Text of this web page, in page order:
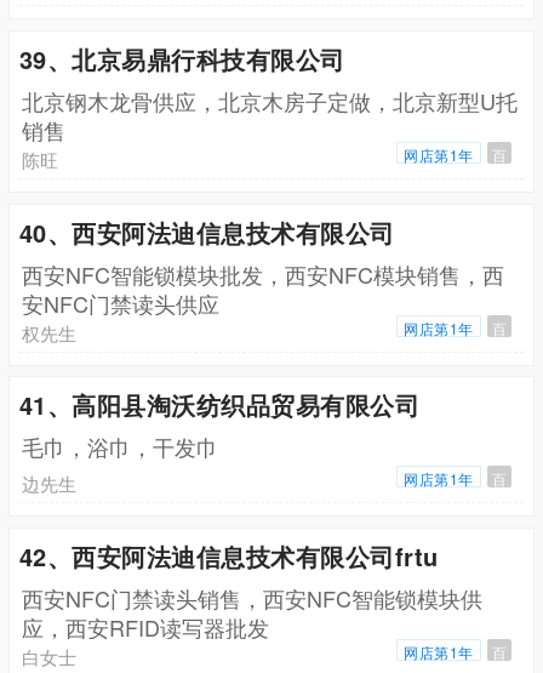
39、北京易鼎行科技有限公司
北京钢木龙骨供应，北京木房子定做，北京新型U托
销售
陈旺 网店第1年 百
40、西安阿法迪信息技术有限公司
西安NFC智能锁模块批发，西安NFC模块销售，西
安NFC门禁读头供应
权先生 网店第1年 百
41、高阳县淘沃纺织品贸易有限公司
毛巾，浴巾，干发巾
边先生 网店第1年 百
42、西安阿法迪信息技术有限公司frtu
西安NFC门禁读头销售，西安NFC智能锁模块供
应，西安RFID读写器批发
白女士 网店第1年 百